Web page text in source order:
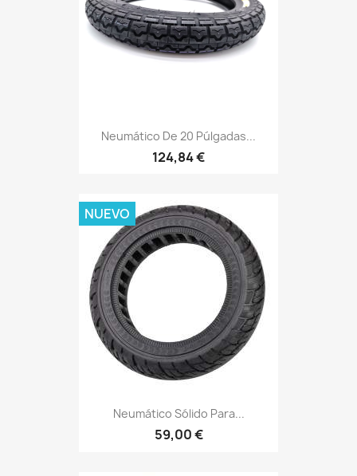
Neumático De 20 Púlgadas...
124,84 €
Neumático Sólido Para...
59,00 €
NUEVO